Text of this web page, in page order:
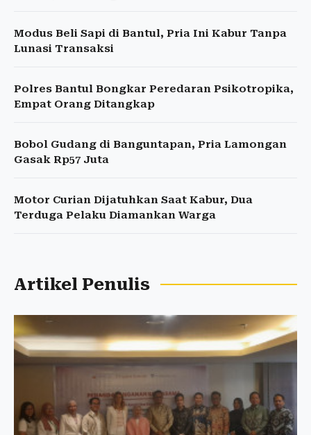
Modus Beli Sapi di Bantul, Pria Ini Kabur Tanpa
Lunasi Transaksi
Polres Bantul Bongkar Peredaran Psikotropika,
Empat Orang Ditangkap
Bobol Gudang di Banguntapan, Pria Lamongan
Gasak Rp57 Juta
Motor Curian Dijatuhkan Saat Kabur, Dua
Terduga Pelaku Diamankan Warga
Artikel Penulis